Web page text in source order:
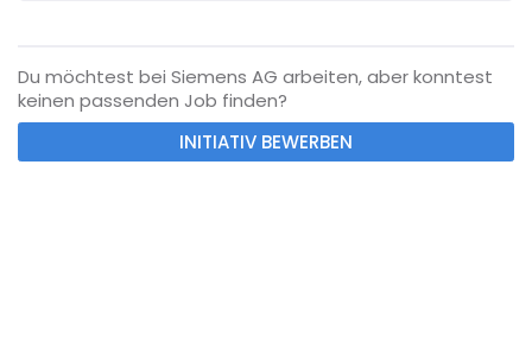
Du möchtest bei Siemens AG arbeiten, aber konntest
keinen passenden Job finden?
INITIATIV BEWERBEN